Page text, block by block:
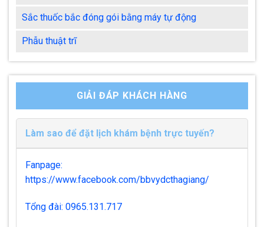
Sắc thuốc bắc đóng gói bằng máy tự động
Phẫu thuật trĩ
GIẢI ĐÁP KHÁCH HÀNG
Làm sao để đặt lịch khám bệnh trực tuyến?
Fanpage:
https://www.facebook.com/bbvydcthagiang/
Tổng đài: 0965.131.717